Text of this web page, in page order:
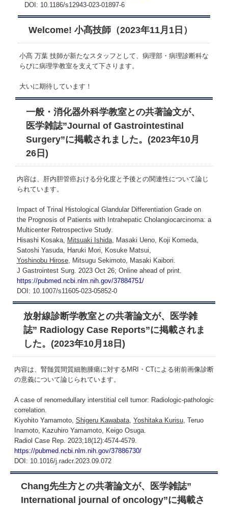
DOI: 10.1186/s12943-023-01897-6
Welcome! 小髙技師（2023年11月1日）
小髙 万葉 技師が新たなスタッフとして、病理部・病理診断科な
らびに病理学教室を支えて下さります。
大いに期待しています！
一般・消化器外科学教室との共著論文が、
医学雑誌”Journal of Gastrointestinal
Surgery”に掲載されました。(2023年10月
26日)
内容は、肝内胆管癌おける分化度と予後との関連性について論じ
られています。
Impact of Trinal Histological Glandular Differentiation Grade on
the Prognosis of Patients with Intrahepatic Cholangiocarcinoma: a
Multicenter Retrospective Study.
Hisashi Kosaka, Mitsuaki Ishida, Masaki Ueno, Koji Komeda,
Satoshi Yasuda, Haruki Mori, Kosuke Matsui,
Yoshinobu Hirose, Mitsugu Sekimoto, Masaki Kaibori.
J Gastrointest Surg. 2023 Oct 26; Online ahead of print.
https://pubmed.ncbi.nlm.nih.gov/37884751/
DOI: 10.1007/s11605-023-05852-0
放射線診断学教室との共著論文が、医学雑
誌” Radiology Case Reports”に掲載されま
した。(2023年10月18日)
内容は、腎髄質間質細胞腫瘍に対するMRI・CTによる術前画像診断
の意義について論じられています。
A case of renomedullary interstitial cell tumor: Radiologic-pathologic
correlation.
Kiyohito Yamamoto, Shigeru Kawabata, Yoshitaka Kurisu, Teruo
Inamoto, Kazuhiro Yamamoto, Keigo Osuga.
Radiol Case Rep. 2023;18(12):4574-4579.
https://pubmed.ncbi.nlm.nih.gov/37886730/
DOI: 10.1016/j.radcr.2023.09.072
Chang先生方との共著論文が、医学雑誌”
International journal of oncology”に掲載さ